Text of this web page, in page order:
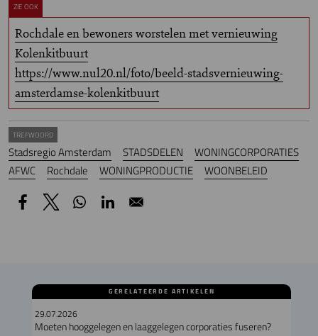
ZIE OOK
Rochdale en bewoners worstelen met vernieuwing
Kolenkitbuurt
https://www.nul20.nl/foto/beeld-stadsvernieuwing-
amsterdamse-kolenkitbuurt
TREFWOORD
Stadsregio Amsterdam STADSDELEN
WONINGCORPORATIES
AFWC
Rochdale WONINGPRODUCTIE WOONBELEID
GERELATEERDE ARTIKELEN
29.07.2026
Moeten hooggelegen en laaggelegen corporaties fuseren?